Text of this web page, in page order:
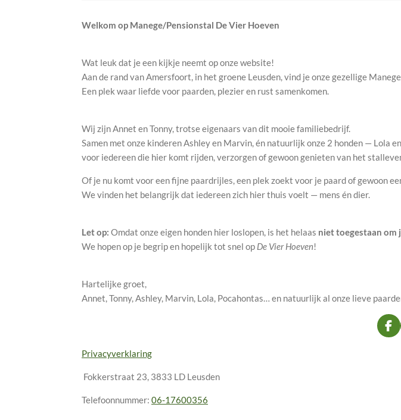
Welkom op Manege/Pensionstal De Vier Hoeven
Wat leuk dat je een kijkje neemt op onze website!
Aan de rand van Amersfoort, in het groene Leusden, vind je onze gezellige
Een plek waar liefde voor paarden, plezier en rust samenkomen.
Wij zijn Annet en Tonny, trotse eigenaars van dit mooie familiebedrijf.
Samen met onze kinderen Ashley en Marvin, én natuurlijk onze 2 honden — Lola
voor iedereen die hier komt rijden, verzorgen of gewoon genieten van het
Of je nu komt voor een fijne paardrijles, een plek zoekt voor je paard of gewoon
We vinden het belangrijk dat iedereen zich hier thuis voelt — mens én dier.
Let op: Omdat onze eigen honden hier loslopen, is het helaas niet toegestaan om
We hopen op je begrip en hopelijk tot snel op De Vier Hoeven!
Hartelijke groet,
Annet, Tonny, Ashley, Marvin, Lola, Pocahontas… en natuurlijk al onze lieve
F
a
Privacyverklaring
Fokkerstraat 23, 3833 LD Leusden
Telefoonnummer: 06-17600356